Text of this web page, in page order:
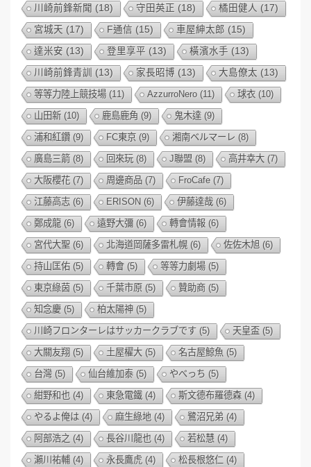
川崎前鋒新聞 (18) 守田英正 (18) 橘田健人 (17)
宮城天 (17) F通信 (15) 車屋紳太郎 (15)
達米安 (13) 登里享平 (13) 橫濱水手 (13)
川崎前鋒青訓 (13) 家長昭博 (13) 大島僚太 (13)
等等力陸上競技場 (11) AzzurroNero (11) 球衣 (10)
山田新 (10) 鹿島鹿角 (9) 鬼木達 (9)
浦和紅鑽 (9) FC東京 (9) 湘南ベルマーレ (8)
廣島三箭 (8) 回來玩 (8) J聯盟 (8) 高井幸大 (7)
大阪櫻花 (7) 周邊商品 (7) FroCafe (7)
江藤高志 (6) ERISON (6) 伊藤達哉 (6)
鄭成龍 (6) 遠野大彌 (6) 轉會情報 (6)
宮代大聖 (6) 北海道岡薩多雷札幌 (6) 佐佐木旭 (6)
持山匡佑 (5) 轉會 (5) 等等力劇場 (5)
東京綠茵 (5) 千葉市原 (5) 贊助商 (5)
知念慶 (5) 柏太陽神 (5)
川崎フロンターレはサッカークラブです (5) 天皇盃 (5)
大關友翔 (5) 土屋櫂大 (5) 名古屋鯨魚 (5)
台灣 (5) 仙台維加泰 (5) やべっち (5)
紺野和也 (4) 東急電鐵 (4) 斯文德布羅德森 (4)
やるよ俺は (4) 麻生綠地 (4) 鷺沼兄弟 (4)
阿部浩之 (4) 長谷川龍也 (4) 若松慧 (4)
瀨川祐輔 (4) 永長鷹虎 (4) 松長根悠仁 (4)